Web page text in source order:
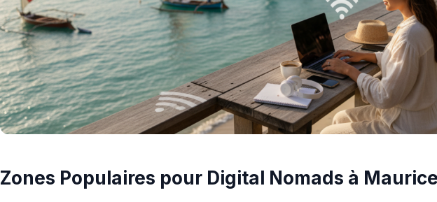
Zones Populaires pour Digital Nomads à